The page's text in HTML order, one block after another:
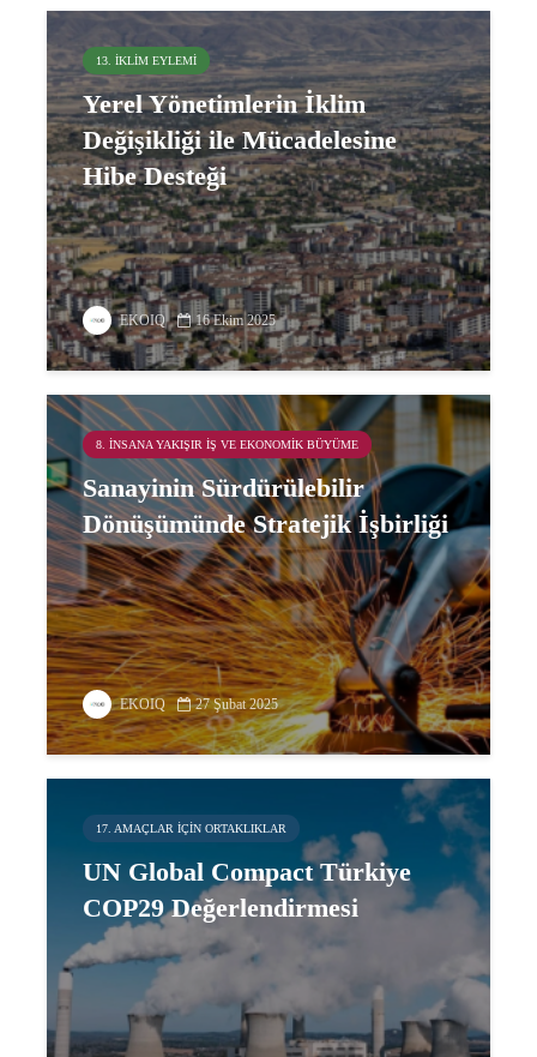
13. İKLIM EYLEMI
Yerel Yönetimlerin İklim
Değişikliği ile Mücadelesine
Hibe Desteği
EKOIQ 16 Ekim 2025
8. İNSANA YAKIŞIR İŞ VE EKONOMIK BÜYÜME
Sanayinin Sürdürülebilir
Dönüşümünde Stratejik İşbirliği
EKOIQ 27 Şubat 2025
17. AMAÇLAR IÇIN ORTAKLIKLAR
UN Global Compact Türkiye
COP29 Değerlendirmesi